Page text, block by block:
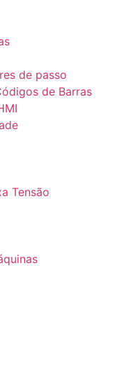
de passo
de Barras
Tensão